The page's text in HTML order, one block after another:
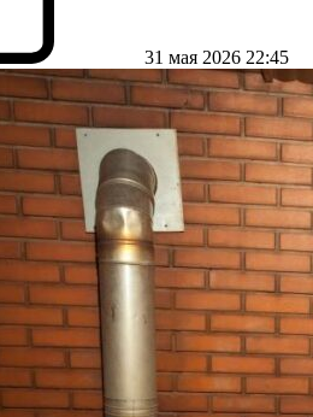
31 мая 2026 22:45